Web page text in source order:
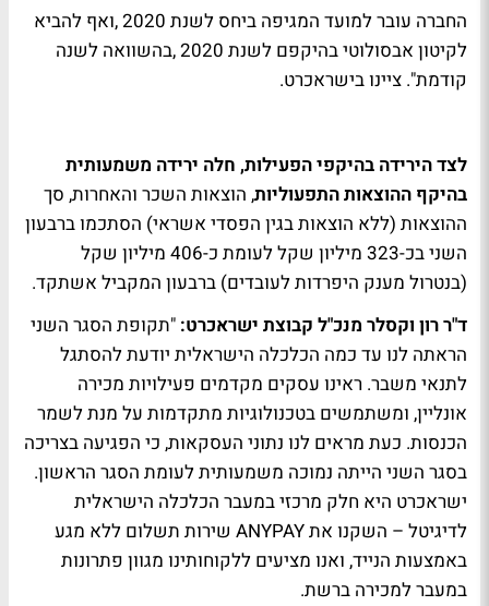
החברה עובר למועד המגיפה ביחס לשנת 2020 ,ואף להביא
לקיטון אבסולוטי בהיקפם לשנת 2020 ,בהשוואה לשנה
קודמת". ציינו בישראכרט.
לצד הירידה בהיקפי הפעילות, חלה ירידה משמעותית
בהיקף ההוצאות התפעוליות, הוצאות השכר והאחרות, סך
ההוצאות (ללא הוצאות בגין הפסדי אשראי) הסתכמו ברבעון
השני בכ-323 מיליון שקל לעומת כ-406 מיליון שקל
(בנטרול מענק היפרדות לעובדים) ברבעון המקביל אשתקד.
ד"ר רון וקסלר מנכ"ל קבוצת ישראכרט: "תקופת הסגר השני
הראתה לנו עד כמה הכלכלה הישראלית יודעת להסתגל
לתנאי משבר. ראינו עסקים מקדמים פעילויות מכירה
אונליין, ומשתמשים בטכנולוגיות מתקדמות על מנת לשמר
הכנסות. כעת מראים לנו נתוני העסקאות, כי הפגיעה בצריכה
בסגר השני הייתה נמוכה משמעותית לעומת הסגר הראשון.
ישראכרט היא חלק מרכזי במעבר הכלכלה הישראלית
לדיגיטל – השקנו את ANYPAY שירות תשלום ללא מגע
באמצעות הנייד, ואנו מציעים ללקוחותינו מגוון פתרונות
במעבר למכירה ברשת.